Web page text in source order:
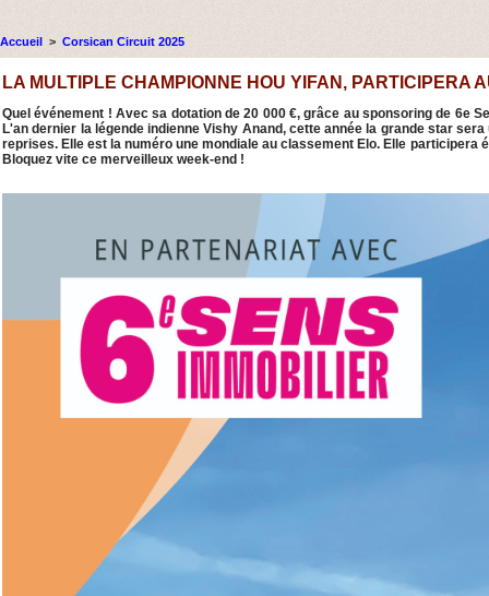
Accueil > Corsican Circuit 2025
LA MULTIPLE CHAMPIONNE HOU YIFAN, PARTICIPERA
Quel événement ! Avec sa dotation de 20 000 €, grâce au sponsoring de 6e
L'an dernier la légende indienne Vishy Anand, cette année la grande star
reprises. Elle est la numéro une mondiale au classement Elo. Elle
Bloquez vite ce merveilleux week-end !